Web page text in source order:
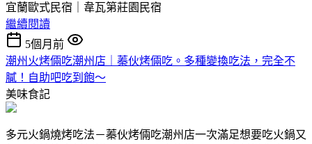
宜蘭歐式民宿｜韋瓦第莊園民宿
繼續閱讀
5個月前
潮州火烤倆吃潮州店｜蓁伙烤倆吃。多種變換吃法，完全不
膩！自助吧吃到飽～
美味食記
多元火鍋燒烤吃法－蓁伙烤倆吃潮州店一次滿足想要吃火鍋又